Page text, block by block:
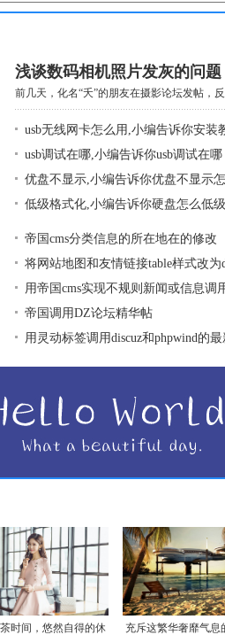
浅谈数码相机照片发灰的问题
前几天，化名“夭”的朋友在摄影论坛发帖，
usb无线网卡怎么用,小编告诉你安装
usb调试在哪,小编告诉你usb调试在哪
优盘不显示,小编告诉你优盘不显示
低级格式化,小编告诉你硬盘怎么低
帝国cms分类信息的所在地在的修改
将网站地图和友情链接table样式改为
用帝国cms实现不规则新闻或信息调
帝国调用DZ论坛精华帖
用灵动标签调用discuz和phpwind的
时间，悠然自得的休
充斥这繁华奢靡气息